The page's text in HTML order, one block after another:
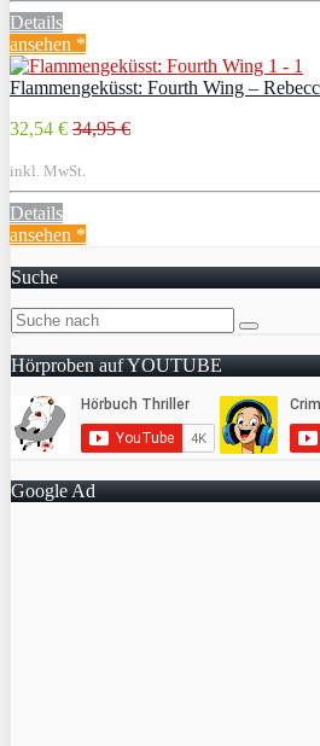
Details
ansehen *
Flammengeküsst: Fourth Wing –
32,54 € 34,95 €
inkl. MwSt.
Details
ansehen *
Suche
Hörproben auf YOUTUBE
Google Ad